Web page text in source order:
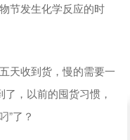
节发生化学反应的时
天收到货，慢的需要一
，以前的囤货习惯，
”了？